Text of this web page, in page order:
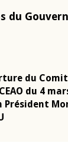
du
du
du 4
Président